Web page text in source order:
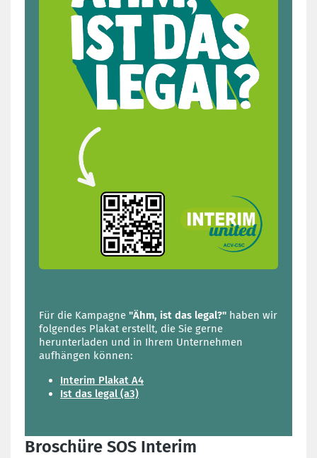
Für die Kampagne "Ähm, ist das legal?" haben wir
folgendes Plakat erstellt, die Sie gerne
herunterladen und in Ihrem Unternehmen
aufhängen können:
Interim Plakat A4
Ist das legal (a3)
Broschüre SOS Interim